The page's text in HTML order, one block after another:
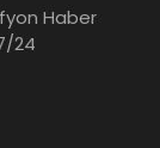
Haber
24